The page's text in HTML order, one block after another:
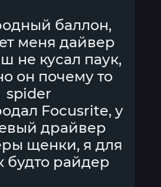
баллон,
меня дайвер
не кусал паук,
он почему то
spider
Focusrite, у
драйвер
щенки, я для
будто райдер